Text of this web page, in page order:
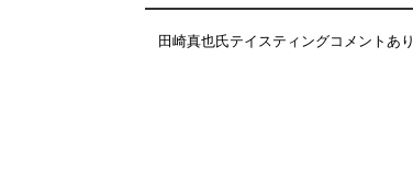
田崎真也氏テイスティングコメントあり